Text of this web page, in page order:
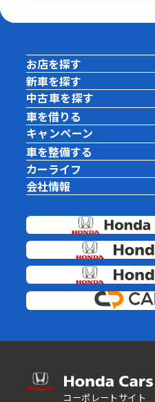
お店を探す
新車を探す
中古車を探す
車を借りる
キャンペーン
車を整備する
カーライフ
会社情報
コーポレートサイト